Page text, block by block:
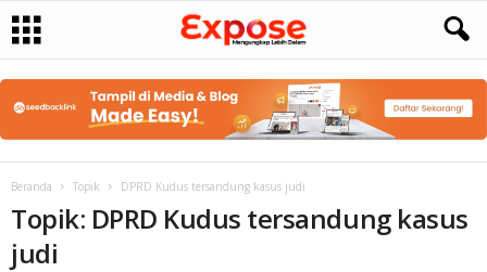
Beranda Topik DPRD Kudus tersandung kasus judi
Topik: DPRD Kudus tersandung kasus
judi